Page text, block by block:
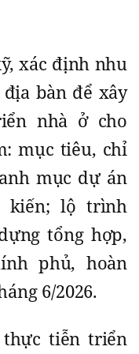
xác định nhu
bàn để xây
nhà ở cho
mục tiêu, chỉ
mục dự án
kiến; lộ trình
tổng hợp,
phủ, hoàn
6/2026.
thực tiễn triển